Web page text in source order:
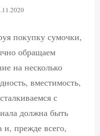
покупку сумочки,
обращаем
на несколько
вместимость,
с
должна быть
и, прежде всего,